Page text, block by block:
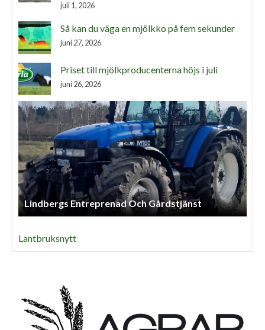
juli 1, 2026
Så kan du väga en mjölkko på fem sekunder
juni 27, 2026
Priset till mjölkproducenterna höjs i juli
juni 26, 2026
Lindbergs Entreprenad Och Gårdstjänst
Lantbruksnytt